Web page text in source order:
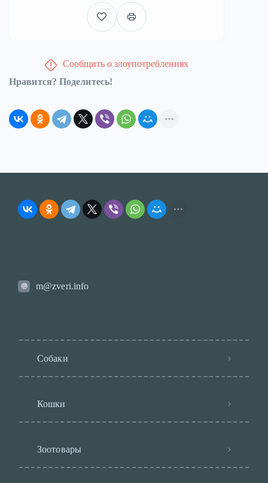
Сообщить о злоупотреблениях
Нравится? Поделитесь!
m@zveri.info
Собаки
Кошки
Зоотовары